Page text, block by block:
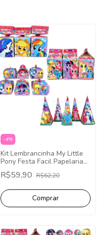
-4%
Kit Lembrancinha My Little
Pony Festa Facil Papelaria
40 Caixinhas
R$59,90 R$62,20